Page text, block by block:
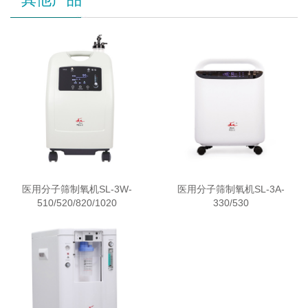
医用分子筛制氧机SL-3W-
510/520/820/1020
医用分子筛制氧机SL-3A-
330/530